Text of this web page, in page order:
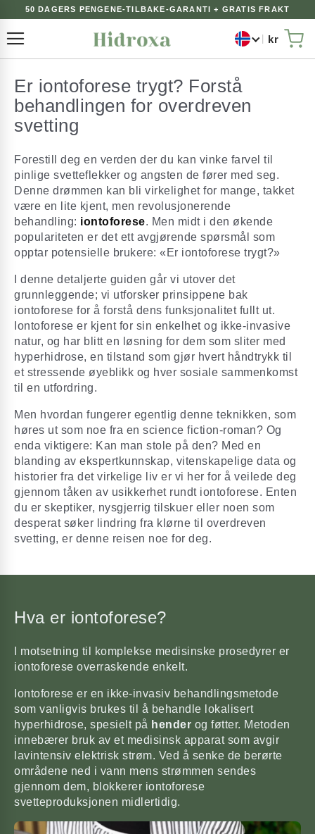
50 DAGERS PENGENE-TILBAKE-GARANTI + GRATIS FRAKT
kr
Min
Er iontoforese trygt? Forstå
behandlingen for overdreven
svetting
Forestill deg en verden der du kan vinke farvel til
pinlige svetteflekker og angsten de fører med seg.
Denne drømmen kan bli virkelighet for mange, takket
være en lite kjent, men revolusjonerende
behandling: iontoforese. Men midt i den økende
populariteten er det ett avgjørende spørsmål som
opptar potensielle brukere: «Er iontoforese trygt?»
I denne detaljerte guiden går vi utover det
grunnleggende; vi utforsker prinsippene bak
iontoforese for å forstå dens funksjonalitet fullt ut.
Iontoforese er kjent for sin enkelhet og ikke-invasive
natur, og har blitt en løsning for dem som sliter med
hyperhidrose, en tilstand som gjør hvert håndtrykk til
et stressende øyeblikk og hver sosiale sammenkomst
til en utfordring.
Men hvordan fungerer egentlig denne teknikken, som
høres ut som noe fra en science fiction-roman? Og
enda viktigere: Kan man stole på den? Med en
blanding av ekspertkunnskap, vitenskapelige data og
historier fra det virkelige liv er vi her for å veilede deg
gjennom tåken av usikkerhet rundt iontoforese. Enten
du er skeptiker, nysgjerrig tilskuer eller noen som
desperat søker lindring fra klørne til overdreven
svetting, er denne reisen noe for deg.
Hva er iontoforese?
I motsetning til komplekse medisinske prosedyrer er
iontoforese overraskende enkelt.
Iontoforese er en ikke-invasiv behandlingsmetode
som vanligvis brukes til å behandle lokalisert
hyperhidrose, spesielt på hender og føtter. Metoden
innebærer bruk av et medisinsk apparat som avgir
lavintensiv elektrisk strøm. Ved å senke de berørte
områdene ned i vann mens strømmen sendes
gjennom dem, blokkerer iontoforese
svetteproduksjonen midlertidig.